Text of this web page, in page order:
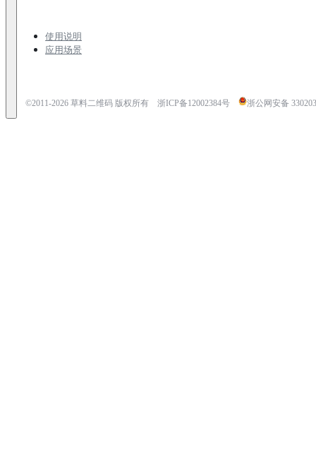
使用说明
应用场景
©2011-2026草料二维码 版权所有 浙ICP备12002384号 浙公网安备